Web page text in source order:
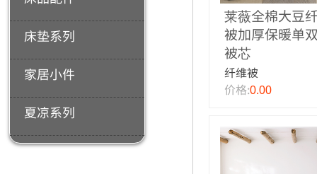
床垫系列
家居小件
夏凉系列
莱薇全棉大豆
被加厚保暖单
被芯
纤维被
价格:0.00